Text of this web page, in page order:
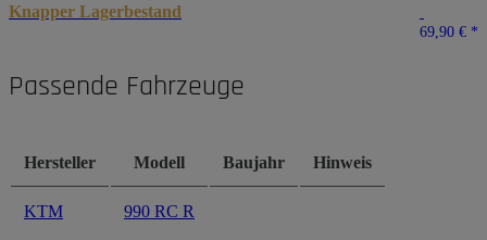
Knapper Lagerbestand
69,90 € *
Passende Fahrzeuge
Hersteller Modell Baujahr Hinweis
KTM 990 RC R